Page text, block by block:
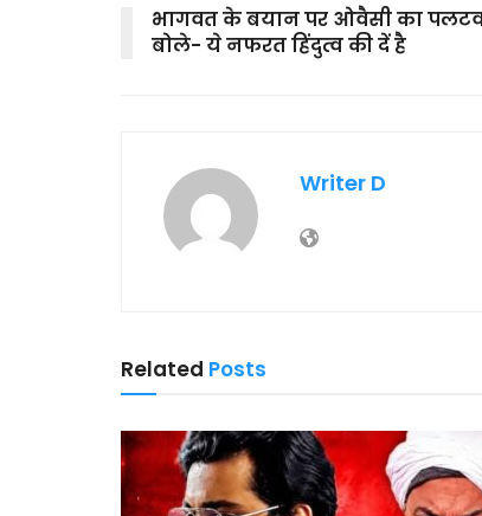
भागवत के बयान पर ओवैसी का
बोले- ये नफरत हिंदुत्व की दें है
Writer D
Related Posts